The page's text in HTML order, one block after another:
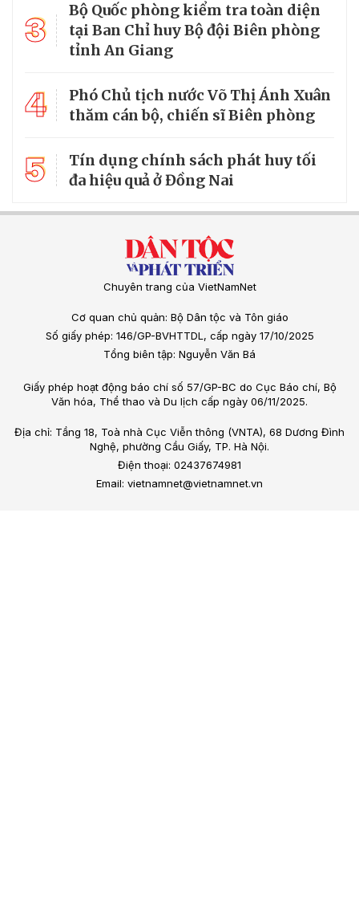
3
Bộ Quốc phòng kiểm tra toàn diện
tại Ban Chỉ huy Bộ đội Biên phòng
tỉnh An Giang
4
Phó Chủ tịch nước Võ Thị Ánh Xuân
thăm cán bộ, chiến sĩ Biên phòng
5
Tín dụng chính sách phát huy tối
đa hiệu quả ở Đồng Nai
Chuyên trang của VietNamNet
Cơ quan chủ quản: Bộ Dân tộc và Tôn giáo
Số giấy phép: 146/GP-BVHTTDL, cấp ngày 17/10/2025
Tổng biên tập: Nguyễn Văn Bá
Giấy phép hoạt động báo chí số 57/GP-BC do Cục Báo chí, Bộ
Văn hóa, Thể thao và Du lịch cấp ngày 06/11/2025.
Địa chỉ: Tầng 18, Toà nhà Cục Viễn thông (VNTA), 68 Dương Đình
Nghệ, phường Cầu Giấy, TP. Hà Nội.
Điện thoại: 02437674981
Email: vietnamnet@vietnamnet.vn